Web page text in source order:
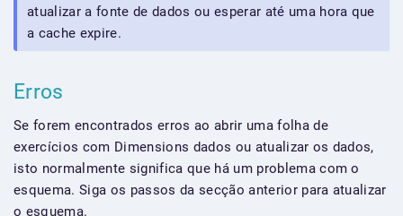
atualizar a fonte de dados ou esperar até uma hora que
a cache expire.
Erros
Se forem encontrados erros ao abrir uma folha de
exercícios com Dimensions dados ou atualizar os dados,
isto normalmente significa que há um problema com o
esquema. Siga os passos da secção anterior para atualizar
o esquema.